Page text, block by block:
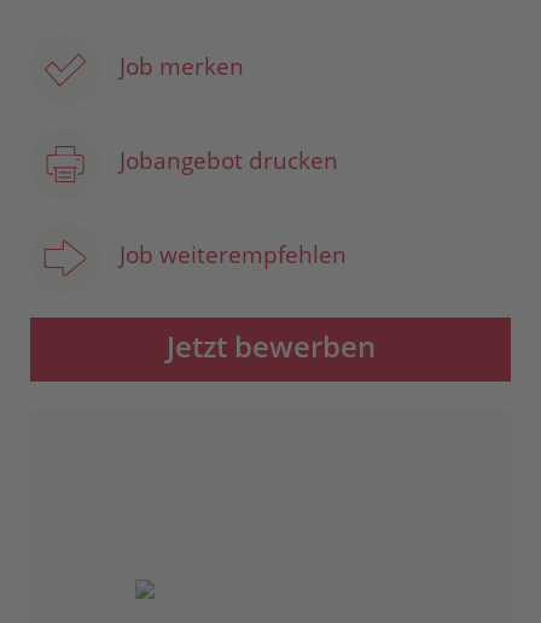
Job merken
Jobangebot drucken
Job weiterempfehlen
Jetzt bewerben